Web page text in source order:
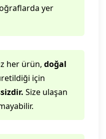
yer
her ürün, doğal
için
Size ulaşan